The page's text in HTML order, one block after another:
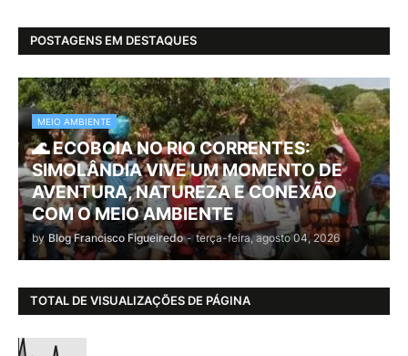
POSTAGENS EM DESTAQUES
MEIO AMBIENTE
🌊 ECOBOIA NO RIO CORRENTES:
SIMOLÂNDIA VIVE UM MOMENTO DE
AVENTURA, NATUREZA E CONEXÃO
COM O MEIO AMBIENTE
by Blog Francisco Figueiredo - terça-feira, agosto 04, 2026
TOTAL DE VISUALIZAÇÕES DE PÁGINA